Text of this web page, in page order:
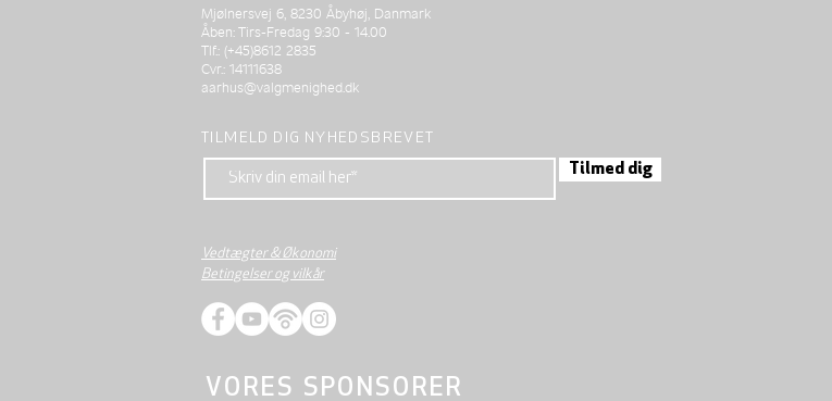
Mjølnersvej 6, 8230 Åbyhøj, Danmark
Åben: Tirs-Fredag 9:30 - 14.00
Tlf.: (+45)8612 2835
Cvr.: 14111638
aarhus@valgmenighed.dk
TILMELD DIG NYHEDSBREVET
Tilmed dig
Vedtægter & Økonomi
Betingelser og vilkår
VORES SPONSORER